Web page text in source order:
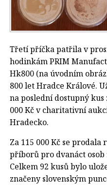
Třetí příčka patřila v
hodinkám PRIM
Hk800 (na úvodním
800 let Hradce Králové.
na poslední dostupný
000 Kč v charitativní
Hradecko.
Za 115 000 Kč se
příborů pro dvanáct
Celkem 92 kusů bylo
značeny slovenským